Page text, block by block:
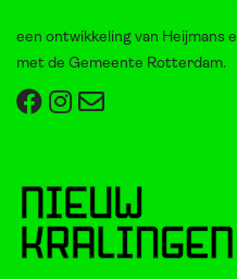
een ontwikkeling van Heijmans
met de Gemeente Rotterdam.